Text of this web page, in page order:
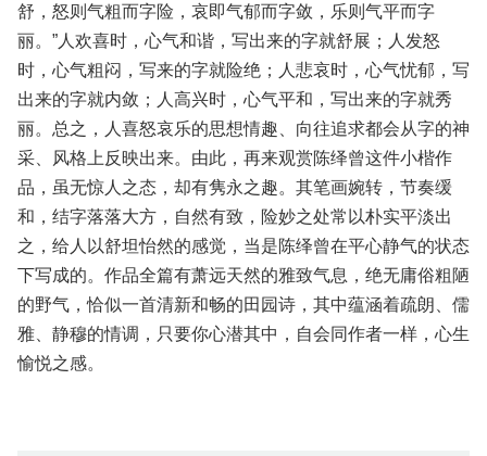
舒，怒则气粗而字险，哀即气郁而字敛，乐则气平而字
丽。”人欢喜时，心气和谐，写出来的字就舒展；人发怒
时，心气粗闷，写来的字就险绝；人悲哀时，心气忧郁，写
出来的字就内敛；人高兴时，心气平和，写出来的字就秀
丽。总之，人喜怒哀乐的思想情趣、向往追求都会从字的神
采、风格上反映出来。由此，再来观赏陈绎曾这件小楷作
品，虽无惊人之态，却有隽永之趣。其笔画婉转，节奏缓
和，结字落落大方，自然有致，险妙之处常以朴实平淡出
之，给人以舒坦怡然的感觉，当是陈绎曾在平心静气的状态
下写成的。作品全篇有萧远天然的雅致气息，绝无庸俗粗陋
的野气，恰似一首清新和畅的田园诗，其中蕴涵着疏朗、儒
雅、静穆的情调，只要你心潜其中，自会同作者一样，心生
愉悦之感。